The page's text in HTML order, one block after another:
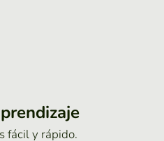
fácil y rápido.